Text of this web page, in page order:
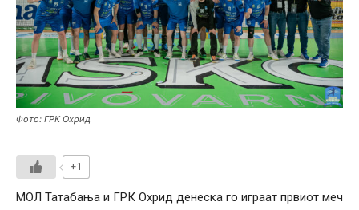
Фото: ГРК Охрид
+1
МОЛ Татабања и ГРК Охрид денеска го играат првиот меч